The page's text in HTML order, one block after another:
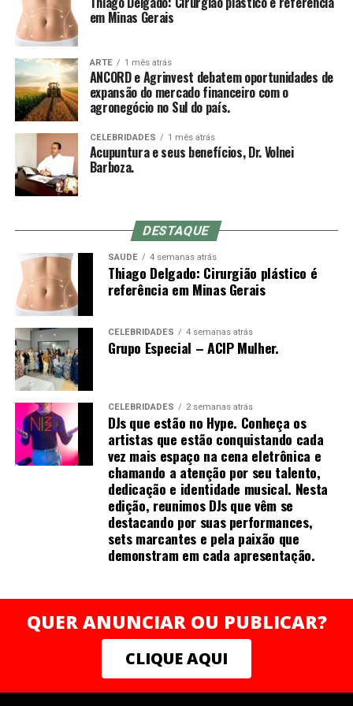
Sobre a ANCORD
Com mais de 50 anos de atuação, a ANCORD (Associação
Nacional das Corretoras e Distribuidoras de Títulos e
Valores Mobiliários, Câmbio e Mercadorias) se
Indústria de Intermediação. É também reconhecida pela
qualidade de suas iniciativas educacionais e, por conta de
sua experiência, modernos processos e constantes
do mercado financeiro e de capitais como Entidade
Certificadora e Credenciadora.
Sobre a Agrinvest Commodities
A Agrinvest Commodities é referência em inteligência de
mercado e gestão de risco para o agronegócio brasileiro,
conectando produtores, indústrias e o mercado
financeiro por meio de análises, consultoria e operações
em commodities agrícolas.
descartável dentro do qual corre a agulha. A leve
pressão da ponta do mandril sobre a pele ajuda a reduzir
a dor da entrada, mas acupunturistas muito experientes
muitas vezes optam por inserir a agulha em um
movimento rápido à mão livre até a profundidade
indicada, o que não é possível com o mandril (a
diferença entre o comprimento do mandril e da agulha é
o quanto se conseguirá inserir da agulha no primeiro
movimento).
De-qi (Chinês: 得气; pinyin: dé qì; “chegada de qi”) se
refere a uma alegada sensação de torpor, distensão ou
formigamento elétrico no local da agulha. Se essa
sensação não ocorre, então se justifica dizendo que o
acuponto não foi localizado corretamente, ou a agulha
não foi inserida na profundidade correta, ou houve
manipulação inadequada. Se o de-qi não é
imediatamente sentido no local de inserção da agulha,
várias técnicas de manipulação costumam ser
empregadas para promovê-la, como arrancar, sacudir e
tremer.[61]
Uma vez que o de-qi é observado, técnicas podem ser
utilizadas para “influenciar” o de-qi: por exemplo,
objetivam “tonificar” (chinês: 补; pinyin: bǔ) ou “sedar”
(chinês: 泄; pinyin: xiè) o qi.
As primeiras técnicas são usadas em padrões de
em Minas Gerais
ARTE 1 mês atrás
ANCORD e Agrinvest debatem oportunidades de
expansão do mercado financeiro com o
agronegócio no Sul do país.
CELEBRIDADES 1 mês atrás
Acupuntura e seus benefícios, Dr. Volnei
Barboza.
DESTAQUE
SAÚDE 4 semanas atrás
Thiago Delgado: Cirurgião plástico é
referência em Minas Gerais
CELEBRIDADES 4 semanas atrás
Grupo Especial – ACIP Mulher.
CELEBRIDADES 2 semanas atrás
DJs que estão no Hype. Conheça os
artistas que estão conquistando cada
vez mais espaço na cena eletrônica e
chamando a atenção por seu talento,
dedicação e identidade musical. Nesta
edição, reunimos DJs que vêm se
destacando por suas performances,
sets marcantes e pela paixão que
demonstram em cada apresentação.
QUER ANUNCIAR OU PUBLICAR?
CLIQUE AQUI